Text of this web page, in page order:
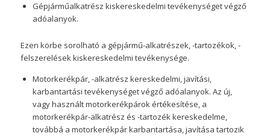
Gépjárműalkatrész kiskereskedelmi tevékenységet végző
adóalanyok.
Ezen körbe sorolható a gépjármű-alkatrészek, -tartozékok, -
felszerelések kiskereskedelmi tevékenysége.
Motorkerékpár, -alkatrész kereskedelmi, javítási,
karbantartási tevékenységet végző adóalanyok. Az új,
vagy használt motorkerékpárok értékesítése, a
motorkerékpár-alkatrész és -tartozék kereskedelme,
továbbá a motorkerékpár karbantartása, javítása tartozik